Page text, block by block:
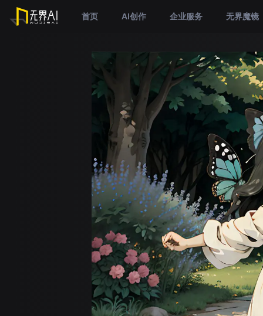
首页 AI创作 企业服务 无界魔镜